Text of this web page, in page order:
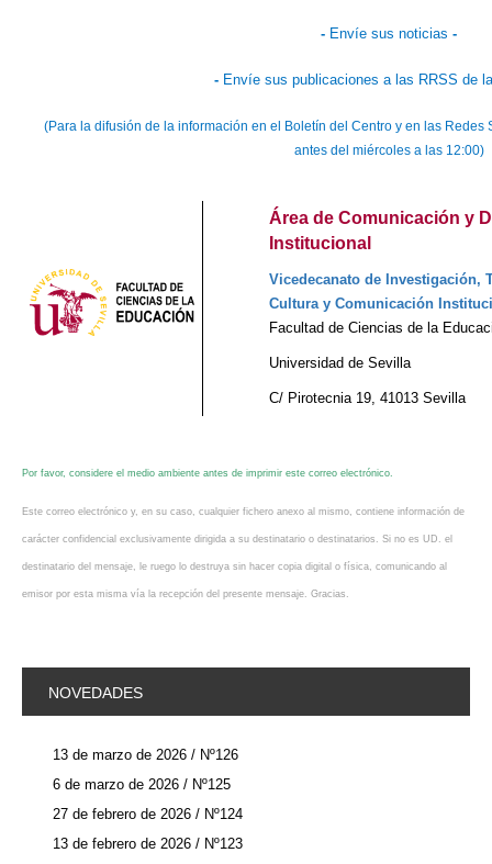
- Envíe sus noticias -
- Envíe sus publicaciones a las RRSS de
(Para la difusión de la información en el Boletín del Centro y en las
antes del miércoles a las 12:00)
Área de Comunicación y
Institucional
Vicedecanato de Investigación,
Cultura y Comunicación
Facultad de Ciencias de la
Universidad de Sevilla
C/ Pirotecnia 19, 41013 Sevilla
Por favor, considere el medio ambiente antes de imprimir este correo electrónico.
Este correo electrónico y, en su caso, cualquier fichero anexo al mismo, contiene información de
carácter confidencial exclusivamente dirigida a su destinatario o destinatarios. Si no es UD. el
destinatario del mensaje, le ruego lo destruya sin hacer copia digital o física, comunicando al
emisor por esta misma vía la recepción del presente mensaje. Gracias.
NOVEDADES
13 de marzo de 2026 / Nº126
6 de marzo de 2026 / Nº125
27 de febrero de 2026 / Nº124
13 de febrero de 2026 / Nº123